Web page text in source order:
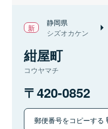
静岡県
シズオカケン
紺屋町
コウヤマチ
420-0852
郵便番号をコピーする